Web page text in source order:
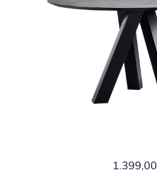
1.399,00